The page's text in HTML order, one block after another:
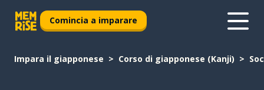
Comincia a imparare
Impara il giapponese Corso di giapponese (Kanji)